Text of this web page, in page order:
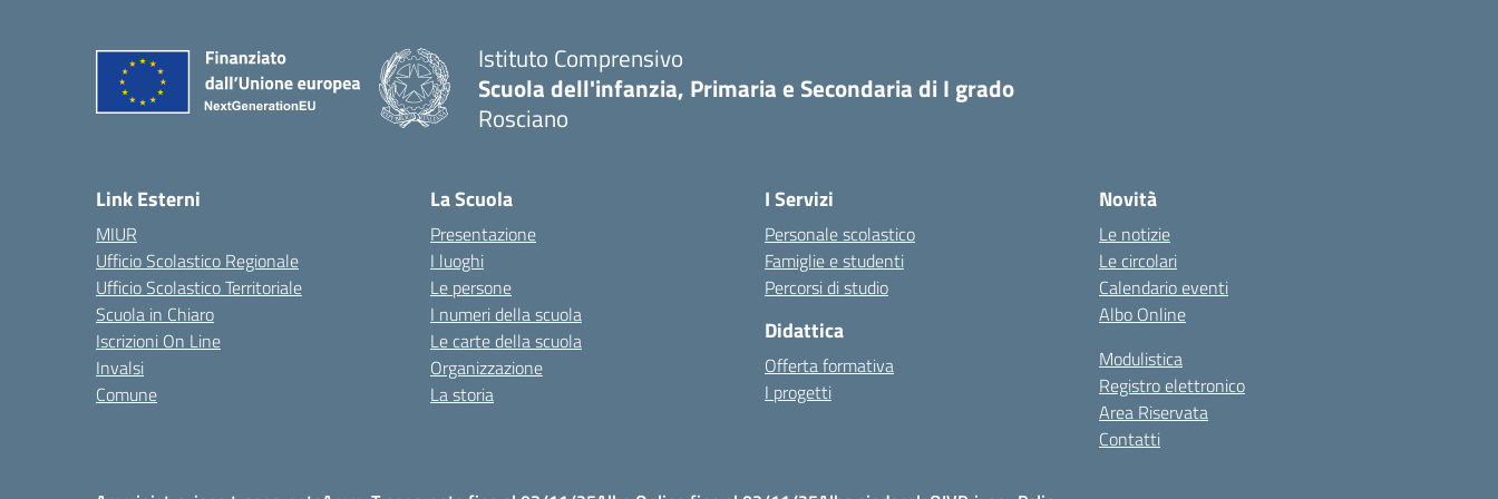
Istituto Comprensivo
Scuola dell'infanzia, Primaria e Secondaria di I grado
Rosciano
Link Esterni
MIUR
Ufficio Scolastico Regionale
Ufficio Scolastico Territoriale
Scuola in Chiaro
Iscrizioni On Line
Invalsi
Comune
La Scuola
Presentazione
I luoghi
Le persone
I numeri della scuola
Le carte della scuola
Organizzazione
La storia
I Servizi
Personale scolastico
Famiglie e studenti
Percorsi di studio
Didattica
Offerta formativa
I progetti
Novità
Le notizie
Le circolari
Calendario eventi
Albo Online
Modulistica
Registro elettronico
Area Riservata
Contatti